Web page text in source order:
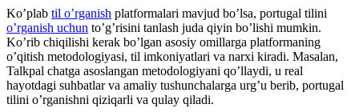
Ko’plab til o’rganish platformalari mavjud bo’lsa, portugal tilini
o’rganish uchun to’g’risini tanlash juda qiyin bo’lishi mumkin.
Ko’rib chiqilishi kerak bo’lgan asosiy omillarga platformaning
o’qitish metodologiyasi, til imkoniyatlari va narxi kiradi. Masalan,
Talkpal chatga asoslangan metodologiyani qo’llaydi, u real
hayotdagi suhbatlar va amaliy tushunchalarga urg’u berib, portugal
tilini o’rganishni qiziqarli va qulay qiladi.